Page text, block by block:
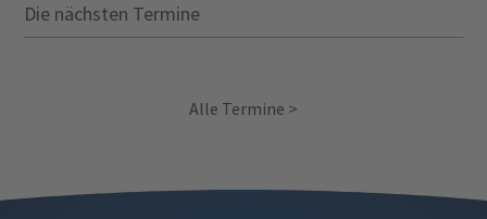
Die nächsten Termine
Alle Termine >